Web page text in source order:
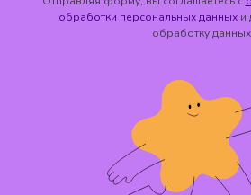
обработки персональных данных и
обработку данных